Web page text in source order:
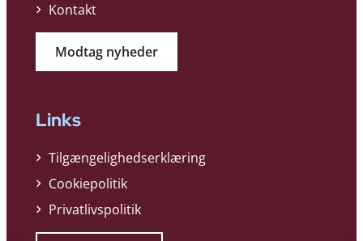
Kontakt
Modtag nyheder
Links
Tilgængelighedserklæring
Cookiepolitik
Privatlivspolitik